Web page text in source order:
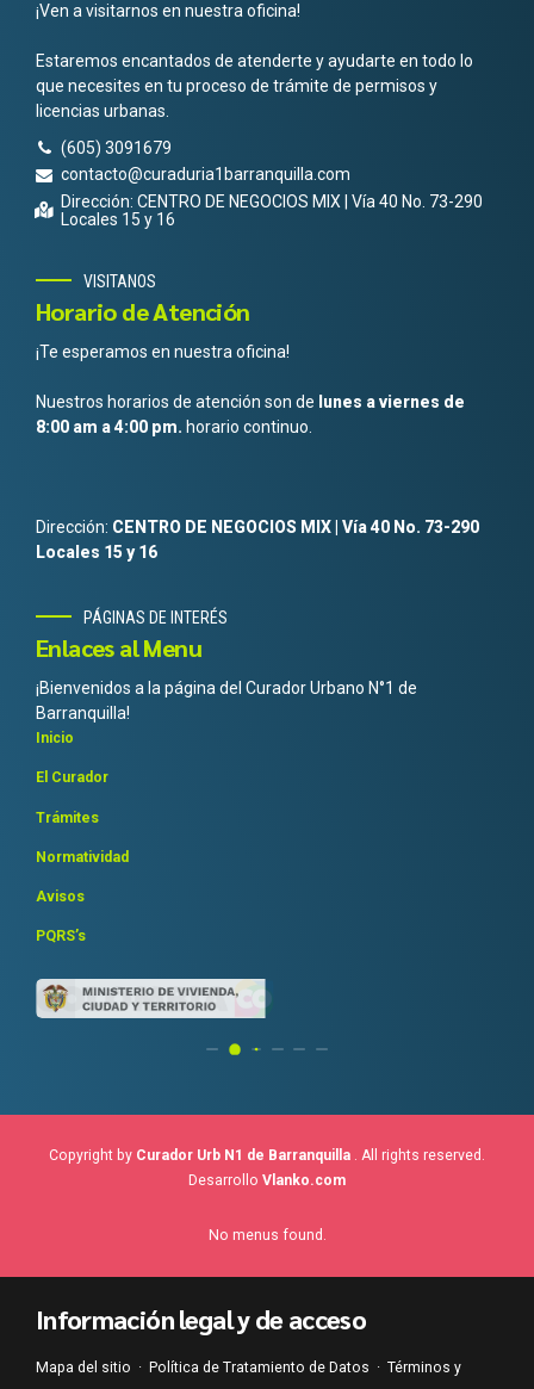
¡Ven a visitarnos en nuestra oficina!
Estaremos encantados de atenderte y ayudarte en todo lo
que necesites en tu proceso de trámite de permisos y
licencias urbanas.
(605) 3091679
contacto@curaduria1barranquilla.com
Dirección: CENTRO DE NEGOCIOS MIX | Vía 40 No. 73-290
Locales 15 y 16
VISITANOS
Horario de Atención
¡Te esperamos en nuestra oficina!
Nuestros horarios de atención son de lunes a viernes de
8:00 am a 4:00 pm. horario continuo.
Dirección: CENTRO DE NEGOCIOS MIX | Vía 40 No. 73-290
Locales 15 y 16
PÁGINAS DE INTERÉS
Enlaces al Menu
¡Bienvenidos a la página del Curador Urbano N°1 de
Barranquilla!
Inicio
El Curador
Trámites
Normatividad
Avisos
PQRS’s
Copyright by Curador Urb N1 de Barranquilla . All rights reserved.
Desarrollo Vlanko.com
No menus found.
Información legal y de acceso
Mapa del sitio · Política de Tratamiento de Datos · Términos y